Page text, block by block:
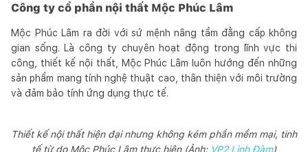
Công ty cổ phần nội thất Mộc Phúc Lâm
Mộc Phúc Lâm ra đời với sứ mệnh nâng tầm đẳng cấp không
gian sống. Là công ty chuyên hoạt động trong lĩnh vực thi
công, thiết kế nội thất, Mộc Phúc Lâm luôn hướng đến những
sản phẩm mang tính nghệ thuật cao, thân thiện với môi trường
và đảm bảo tính ứng dụng thực tế.
Thiết kế nội thất hiện đại nhưng không kém phần mềm mại, tinh
tế từ do Mộc Phúc Lâm thực hiện (Ảnh: VP2 Linh Đàm)